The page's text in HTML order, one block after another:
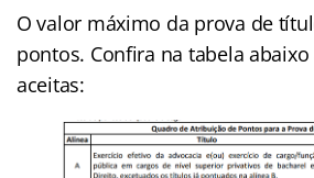
O valor máximo da prova de
pontos. Confira na tabela
aceitas: